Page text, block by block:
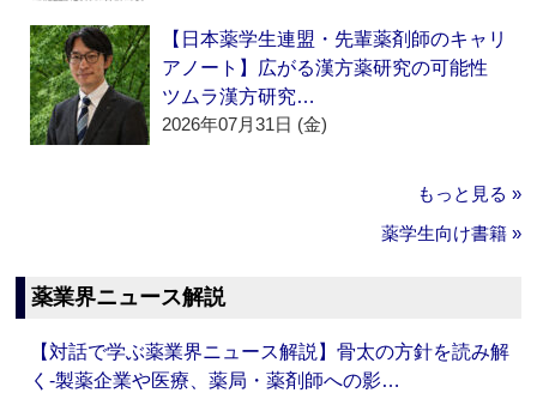
【日本薬学生連盟・先輩薬剤師のキャリ
アノート】広がる漢方薬研究の可能性
ツムラ漢方研究…
2026年07月31日 (金)
もっと見る »
薬学生向け書籍 »
薬業界ニュース解説
【対話で学ぶ薬業界ニュース解説】骨太の方針を読み解
く‐製薬企業や医療、薬局・薬剤師への影…